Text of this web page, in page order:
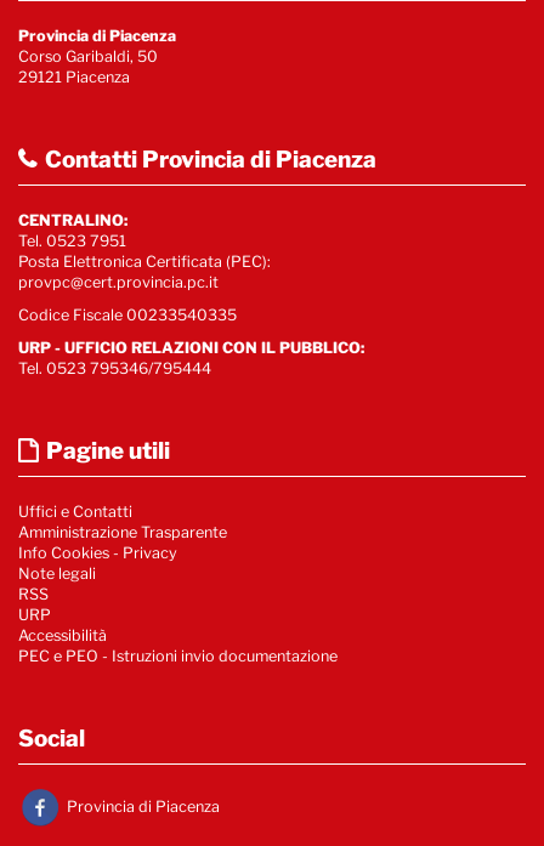
Provincia di Piacenza
Corso Garibaldi, 50
29121 Piacenza
Contatti Provincia di Piacenza
CENTRALINO:
Tel. 0523 7951
Posta Elettronica Certificata (PEC):
provpc@cert.provincia.pc.it
Codice Fiscale 00233540335
URP - UFFICIO RELAZIONI CON IL PUBBLICO:
Tel. 0523 795346/795444
Pagine utili
Uffici e Contatti
Amministrazione Trasparente
Info Cookies - Privacy
Note legali
RSS
URP
Accessibilità
PEC e PEO - Istruzioni invio documentazione
Social
Provincia di Piacenza